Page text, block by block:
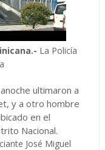
La Policía
ultimaron a
y a otro hombre
en el
Nacional.
José Miguel